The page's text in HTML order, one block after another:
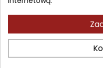
OPIS SZCZEGÓŁY
Reinforce your
prepare for success on the
corresponding to the
Nurses, 19th Edition,this